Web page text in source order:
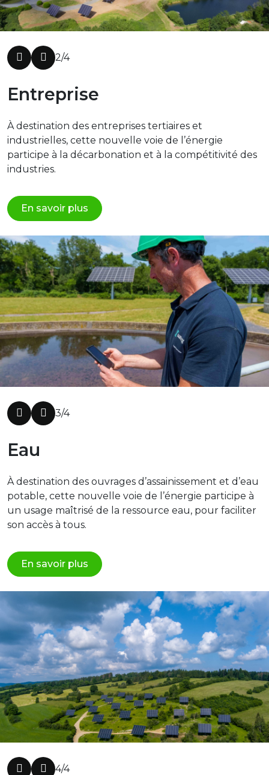
Entreprise
À destination des entreprises tertiaires et
industrielles, cette nouvelle voie de l’énergie
participe à la décarbonation et à la compétitivité des
industries.
En savoir plus
2/4
Eau
À destination des ouvrages d’assainissement et d’eau
potable, cette nouvelle voie de l’énergie participe à
un usage maîtrisé de la ressource eau, pour faciliter
son accès à tous.
En savoir plus
3/4
4/4